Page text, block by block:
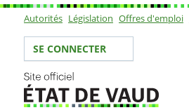
Sous-navigation
Autorités Législation Offres d'emploi
Votre identité
SE CONNECTER